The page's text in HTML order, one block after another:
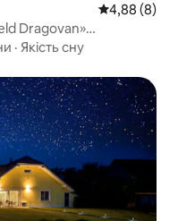
Середня
4,88 (8)
Dragovan»
· Якість сну